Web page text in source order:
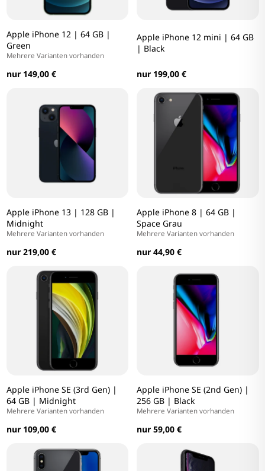
Apple iPhone 12 | 64 GB |
Green
Mehrere Varianten vorhanden
nur 149,00 €
Apple iPhone 12 mini | 64 GB
| Black
nur 199,00 €
Apple iPhone 13 | 128 GB |
Midnight
Mehrere Varianten vorhanden
nur 219,00 €
Apple iPhone 8 | 64 GB |
Space Grau
Mehrere Varianten vorhanden
nur 44,90 €
Apple iPhone SE (3rd Gen) |
64 GB | Midnight
Mehrere Varianten vorhanden
nur 109,00 €
Apple iPhone SE (2nd Gen) |
256 GB | Black
Mehrere Varianten vorhanden
nur 59,00 €